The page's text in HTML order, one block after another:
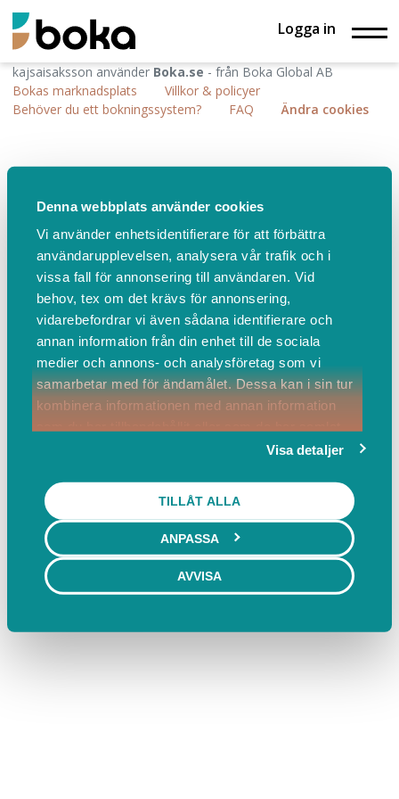
Denna webbplats använder cookies
Vi använder enhetsidentifierare för att förbättra
användarupplevelsen, analysera vår trafik och i
vissa fall för annonsering till användaren. Vid
behov, tex om det krävs för annonsering,
vidarebefordrar vi även sådana identifierare och
annan information från din enhet till de sociala
medier och annons- och analysföretag som vi
samarbetar med för ändamålet. Dessa kan i sin tur
kombinera informationen med annan information
Visa detaljer
TILLÅT ALLA
ANPASSA
AVVISA
Logga in
kajsaisaksson använder Boka.se - från Boka Global AB
Bokas marknadsplats
Villkor & policyer
Behöver du ett bokningssystem?
FAQ Ändra cookies